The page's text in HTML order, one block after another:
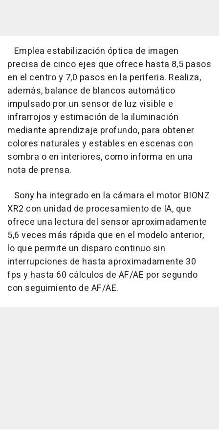
Emplea estabilización óptica de imagen
precisa de cinco ejes que ofrece hasta 8,5 pasos
en el centro y 7,0 pasos en la periferia. Realiza,
además, balance de blancos automático
impulsado por un sensor de luz visible e
infrarrojos y estimación de la iluminación
mediante aprendizaje profundo, para obtener
colores naturales y estables en escenas con
sombra o en interiores, como informa en una
nota de prensa.
Sony ha integrado en la cámara el motor BIONZ
XR2 con unidad de procesamiento de IA, que
ofrece una lectura del sensor aproximadamente
5,6 veces más rápida que en el modelo anterior,
lo que permite un disparo continuo sin
interrupciones de hasta aproximadamente 30
fps y hasta 60 cálculos de AF/AE por segundo
con seguimiento de AF/AE.